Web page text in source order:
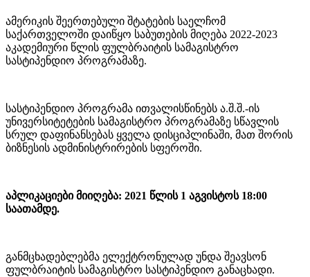
ამერიკის შეერთებული შტატების საელჩომ
საქართველოში დაიწყო საბუთების მიღება 2022-2023
აკადემიური წლის ფულბრაიტის სამაგისტრო
სასტიპენდიო პროგრამაზე.
სასტიპენდიო პროგრამა ითვალისწინებს ა.შ.შ.-ის
უნივერსიტეტების სამაგისტრო პროგრამაზე სწავლის
სრულ დაფინანსებას ყველა დისციპლინაში, მათ შორის
ბიზნესის ადმინისტრირების სფეროში.
აპლიკაციები მიიღება: 2021 წლის 1 აგვისტოს 18:00
საათამდე.
განმცხადებლებმა ელექტრონულად უნდა შეავსონ
ფულბრაიტის სამაგისტრო სასტიპენდიო განაცხადი.